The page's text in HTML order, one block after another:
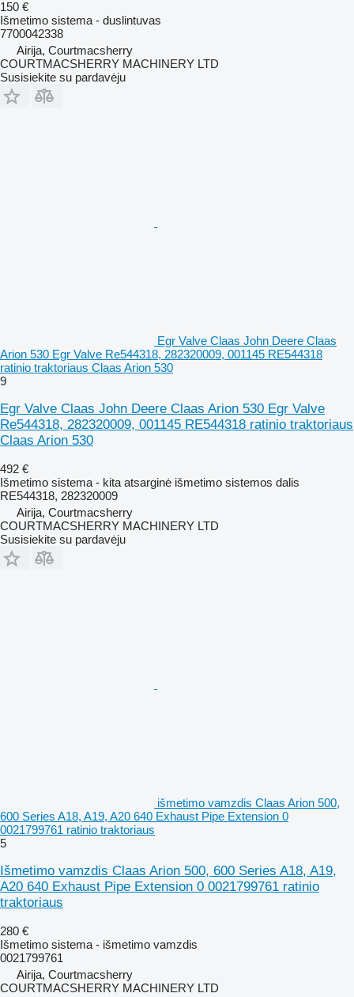
150 €
Išmetimo sistema - duslintuvas
7700042338
Airija, Courtmacsherry
COURTMACSHERRY MACHINERY LTD
Susisiekite su pardavėju
Egr Valve Claas John Deere Claas
Arion 530 Egr Valve Re544318, 282320009, 001145 RE544318
ratinio traktoriaus Claas Arion 530
9
Egr Valve Claas John Deere Claas Arion 530 Egr Valve
Re544318, 282320009, 001145 RE544318 ratinio traktoriaus
Claas Arion 530
492 €
Išmetimo sistema - kita atsarginė išmetimo sistemos dalis
RE544318, 282320009
Airija, Courtmacsherry
COURTMACSHERRY MACHINERY LTD
Susisiekite su pardavėju
išmetimo vamzdis Claas Arion 500,
600 Series A18, A19, A20 640 Exhaust Pipe Extension 0
0021799761 ratinio traktoriaus
5
Išmetimo vamzdis Claas Arion 500, 600 Series A18, A19,
A20 640 Exhaust Pipe Extension 0 0021799761 ratinio
traktoriaus
280 €
Išmetimo sistema - išmetimo vamzdis
0021799761
Airija, Courtmacsherry
COURTMACSHERRY MACHINERY LTD